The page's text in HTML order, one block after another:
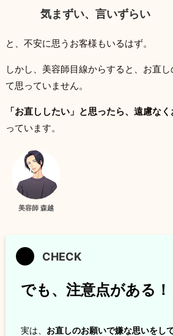
気まずい、言いずらい
と、不安に思うお客様もいるはず。
しかし、美容師目線からすると、お直
て思っていません。
「お直ししたい」と思ったら、遠慮な
っています。
美容師 森越
でも、注意点がある！
実は、 お直しのお願いで嫌な思いをし